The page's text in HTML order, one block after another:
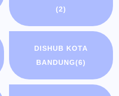
(2)
DISHUB KOTA
BANDUNG(6)